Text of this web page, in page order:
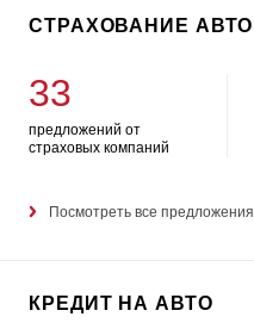
СТРАХОВАНИЕ АВТО
33
предложений от
страховых компаний
Посмотреть все предложения
КРЕДИТ НА АВТО